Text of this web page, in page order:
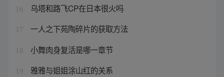
16 乌塔和路飞CP在日本很火吗
17 一人之下苑陶碎片的获取方法
18 小舞肉身复活是哪一章节
19 雅雅与姐姐涂山红的关系